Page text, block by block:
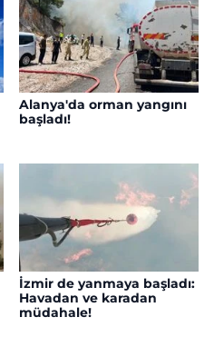
Alanya'da orman yangını
başladı!
İzmir de yanmaya başladı:
Havadan ve karadan
müdahale!